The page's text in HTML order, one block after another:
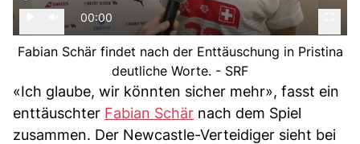
00:00
Fabian Schär findet nach der Enttäuschung in Pristina
deutliche Worte. - SRF
«Ich glaube, wir könnten sicher mehr», fasst ein
enttäuschter Fabian Schär nach dem Spiel
zusammen. Der Newcastle-Verteidiger sieht bei